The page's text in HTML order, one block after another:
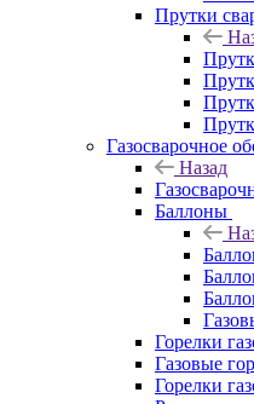
Прутки
Газосварочное
Назад
Баллоны
Горелки
Газовые
Горелки